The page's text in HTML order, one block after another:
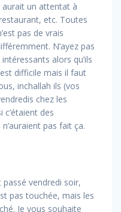
aurait un attentat à
etc. Toutes
pas de vrais
N’ayez pas
alors qu’ils
difficile mais il faut
inchallah ils (vos
chez les
des
pas fait ça.
passé vendredi soir,
pas touchée, mais les
Je vous souhaite